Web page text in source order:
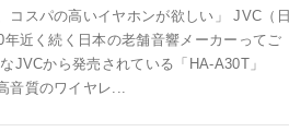
コスパの高いイヤホンが欲しい」 JVC（日
近く続く日本の老舗音響メーカーってご
JVCから発売されている「HA-A30T」
音質のワイヤレ...